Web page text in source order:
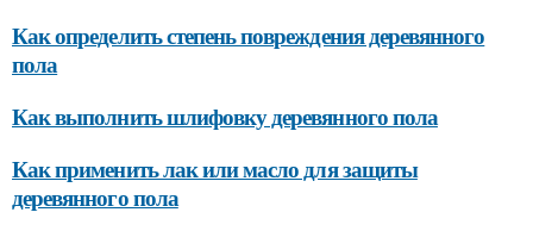
Как определить степень повреждения деревянного
пола
Как выполнить шлифовку деревянного пола
Как применить лак или масло для защиты
деревянного пола